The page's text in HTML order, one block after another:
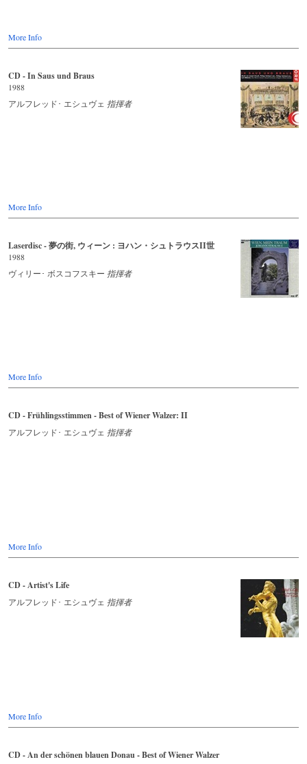
More Info
CD - In Saus und Braus
1988
アルフレッド･ エシュヴェ 指揮者
More Info
Laserdisc - 夢の街, ウィーン : ヨハン・シュトラウスII世
1988
ヴィリー･ ボスコフスキー 指揮者
More Info
CD - Frühlingsstimmen - Best of Wiener Walzer: II
アルフレッド･ エシュヴェ 指揮者
More Info
CD - Artist's Life
アルフレッド･ エシュヴェ 指揮者
More Info
CD - An der schönen blauen Donau - Best of Wiener Walzer